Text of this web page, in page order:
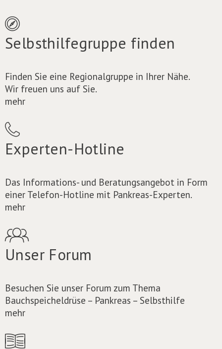
Selbsthilfegruppe finden
Finden Sie eine Regionalgruppe in Ihrer Nähe.
Wir freuen uns auf Sie.
mehr
Experten-Hotline
Das Informations- und Beratungsangebot in Form
einer Telefon-Hotline mit Pankreas-Experten.
mehr
Unser Forum
Besuchen Sie unser Forum zum Thema
Bauchspeicheldrüse – Pankreas – Selbsthilfe
mehr